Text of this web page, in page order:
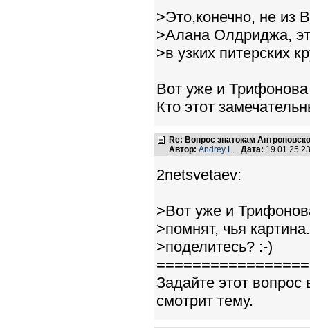
>Это,конечно, не из
>Алана Олдриджа,
>в узких питерских
Вот уже и
Кто этот
Re: Вопрос знатокам
Автор: Andrey L. Дата: 19.01.25
2netsvetaev:
>Вот уже и
>помнят, чья
>поделитесь? :-)
Задайте этот
смотрит тему.